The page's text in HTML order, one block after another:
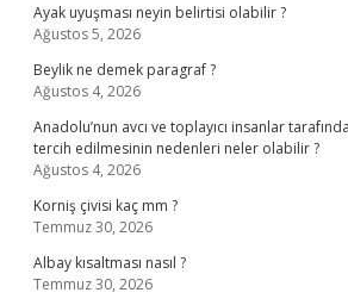
Ayak uyuşması neyin belirtisi olabilir ?
Ağustos 5, 2026
Beylik ne demek paragraf ?
Ağustos 4, 2026
Anadolu’nun avcı ve toplayıcı insanlar
tercih edilmesinin nedenleri neler olabilir ?
Ağustos 4, 2026
Korniş çivisi kaç mm ?
Temmuz 30, 2026
Albay kısaltması nasıl ?
Temmuz 30, 2026